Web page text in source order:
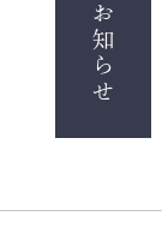
お知らせ